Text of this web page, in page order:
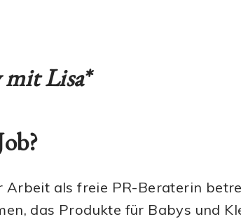
Lisa*
Arbeit als freie PR-Beraterin
das Produkte für Babys und